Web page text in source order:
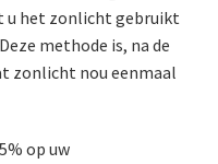
u het zonlicht gebruikt
methode is, na de
zonlicht nou eenmaal
op uw